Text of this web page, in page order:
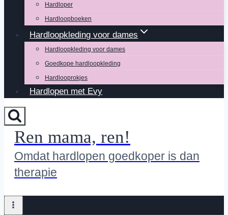
Hardloper
Hardloopboeken
Hardloopkleding voor dames
Hardloopkleding voor dames
Goedkope hardloopkleding
Hardlooprokjes
Hardlopen met Evy
Ren mama, ren!
Omdat hardlopen goedkoper is dan
therapie